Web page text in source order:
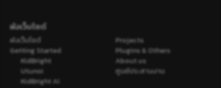
ผังเว็บไซต์
ผังเว็บไซต์
Getting Started
KidBright
Utunoi
KidBright AI
Projects
Plugins & Others
About us
ศูนย์ประสานงาน